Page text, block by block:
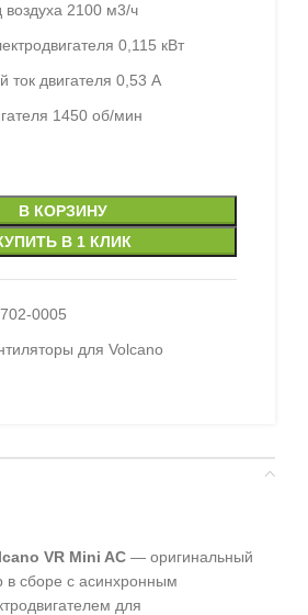
2100 м3/ч
0,115 кВт
ток двигателя 0,53 А
1450 об/мин
В КОРЗИНУ
В 1 КЛИК
0005
для Volcano
VR Mini AC — оригинальный
в сборе с асинхронным
для